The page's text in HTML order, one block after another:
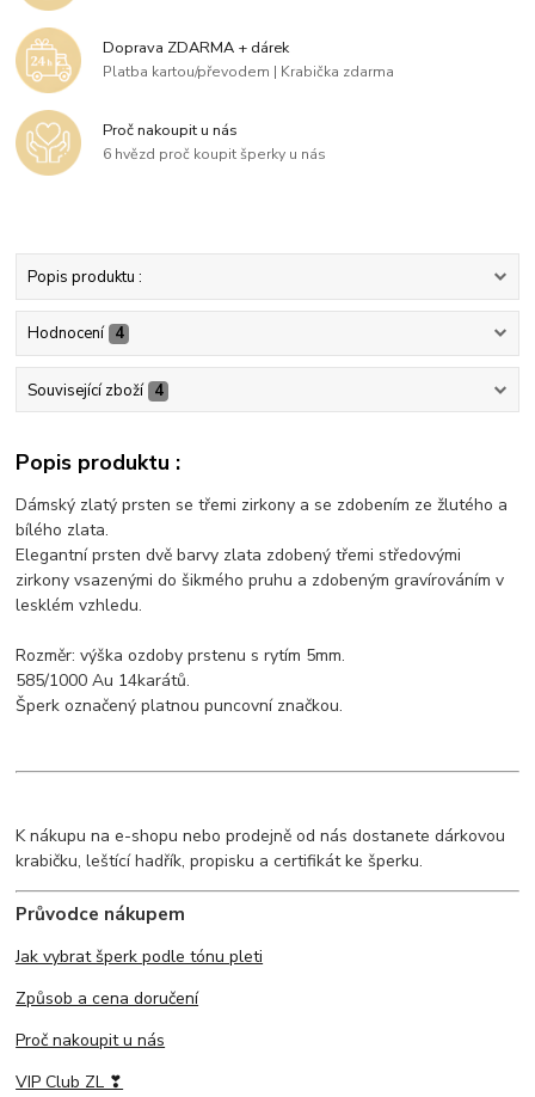
Doprava ZDARMA + dárek
Platba kartou/převodem | Krabička zdarma
Proč nakoupit u nás
6 hvězd proč koupit šperky u nás
Popis produktu :
Hodnocení 4
Související zboží 4
Popis produktu :
Dámský zlatý prsten se třemi zirkony a se zdobením ze žlutého a
bílého zlata.
Elegantní prsten dvě barvy zlata zdobený třemi středovými
zirkony vsazenými do šikmého pruhu a zdobeným gravírováním v
lesklém vzhledu.
Rozměr: výška ozdoby prstenu s rytím 5mm.
585/1000 Au 14karátů.
Šperk označený platnou puncovní značkou.
K nákupu na e-shopu nebo prodejně od nás dostanete dárkovou
krabičku, leštící hadřík, propisku a certifikát ke šperku.
Průvodce nákupem
Jak vybrat šperk podle tónu pleti
Způsob a cena doručení
Proč nakoupit u nás
VIP Club ZL ❣